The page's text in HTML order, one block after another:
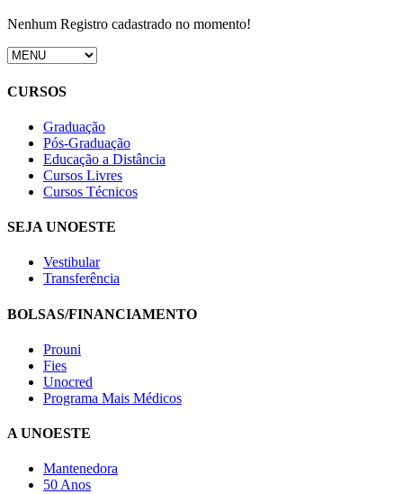
Nenhum Registro cadastrado no momento!
CURSOS
Graduação
Pós-Graduação
Educação a Distância
Cursos Livres
Cursos Técnicos
SEJA UNOESTE
Vestibular
Transferência
BOLSAS/FINANCIAMENTO
Prouni
Fies
Unocred
Programa Mais Médicos
A UNOESTE
Mantenedora
50 Anos